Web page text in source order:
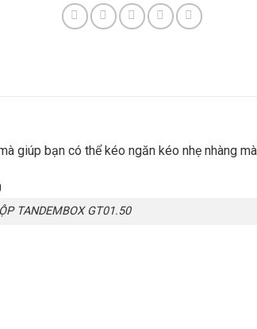
giúp bạn có thể kéo ngăn kéo nhẹ nhàng
TANDEMBOX GT01.50